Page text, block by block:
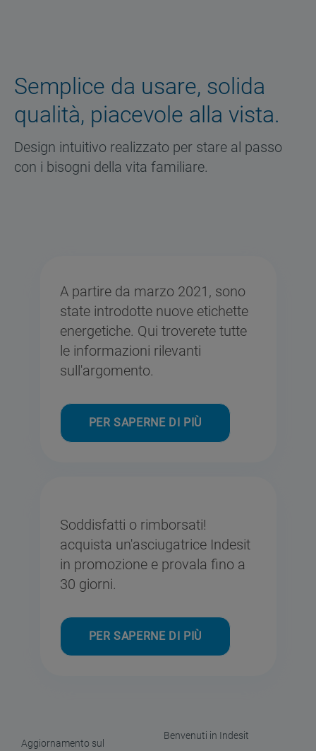
Semplice da usare, solida
qualità, piacevole alla vista.
Design intuitivo realizzato per stare al passo
con i bisogni della vita familiare.
Le nuove classi
di efficienza
A partire da marzo 2021, sono
state introdotte nuove etichette
energetiche. Qui troverete tutte
le informazioni rilevanti
sull'argomento.
PER SAPERNE DI PIÙ
Soddisfatti o rimborsati!
acquista un'asciugatrice Indesit
in promozione e provala fino a
30 giorni.
PER SAPERNE DI PIÙ
Aggiornamento sul
Benvenuti in Indesit